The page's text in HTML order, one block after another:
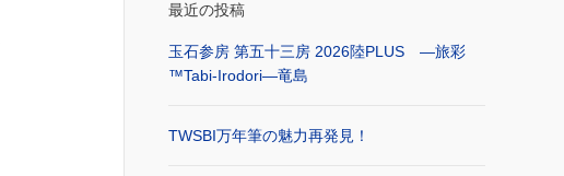
最近の投稿
玉石参房 第五十三房 2026陸PLUS ―旅彩
™Tabi-Irodori―竜島
TWSBI万年筆の魅力再発見！